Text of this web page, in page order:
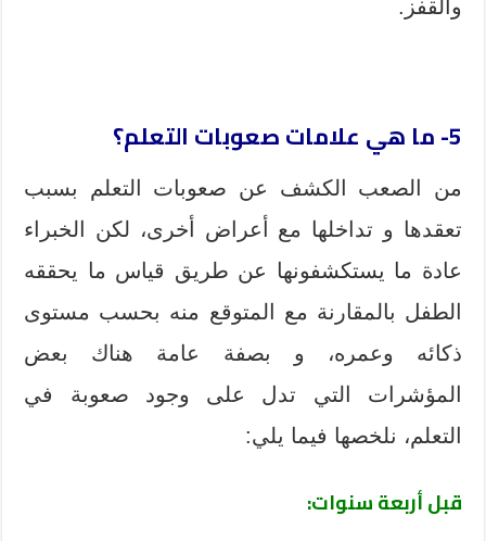
والقفز.
5- ما هي علامات صعوبات التعلم؟
من الصعب الكشف عن صعوبات التعلم بسبب
تعقدها و تداخلها مع أعراض أخرى، لكن الخبراء
عادة ما يستكشفونها عن طريق قياس ما يحققه
الطفل بالمقارنة مع المتوقع منه بحسب مستوى
ذكائه وعمره، و بصفة عامة هناك بعض
المؤشرات التي تدل على وجود صعوبة في
التعلم، نلخصها فيما يلي:
قبل أربعة سنوات: